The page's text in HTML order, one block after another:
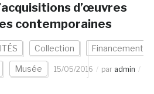
d’œuvres
contemporaines
Collection Financement
Musée 15/05/2016 par admin